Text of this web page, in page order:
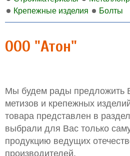
Крепежные изделия
Болты
ООО "Атон"
Мы будем рады предложить
метизов и крепежных
товара представлен в
выбрали для Вас только
продукцию ведущих
производителей.